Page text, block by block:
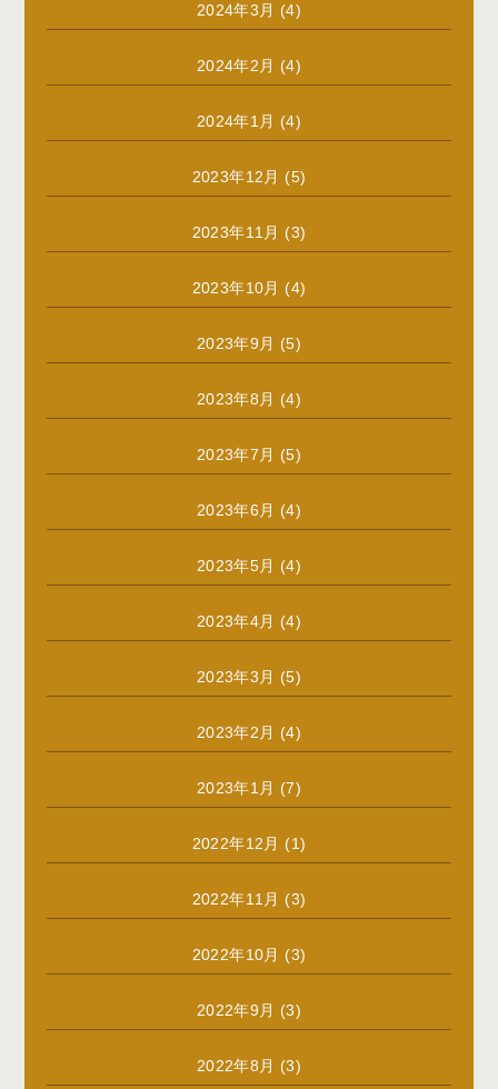
2024年3月 (4)
2024年2月 (4)
2024年1月 (4)
2023年12月 (5)
2023年11月 (3)
2023年10月 (4)
2023年9月 (5)
2023年8月 (4)
2023年7月 (5)
2023年6月 (4)
2023年5月 (4)
2023年4月 (4)
2023年3月 (5)
2023年2月 (4)
2023年1月 (7)
2022年12月 (1)
2022年11月 (3)
2022年10月 (3)
2022年9月 (3)
2022年8月 (3)